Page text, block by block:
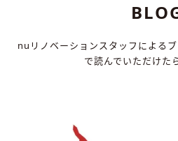
nuリノベーションスタッフによるブ
で読んでいただけた